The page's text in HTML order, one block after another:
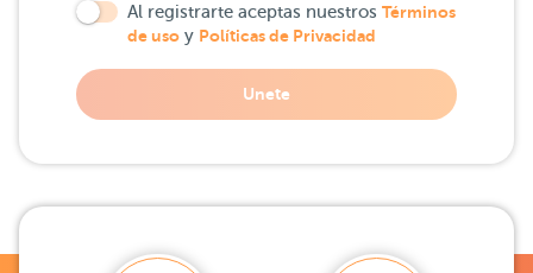
Al registrarte aceptas nuestros Términos
de uso y Políticas de Privacidad
Unete